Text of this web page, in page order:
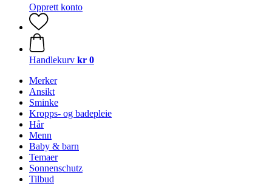
Opprett konto
Handlekurv kr 0
Merker
Ansikt
Sminke
Kropps- og badepleie
Hår
Menn
Baby & barn
Temaer
Sonnenschutz
Tilbud